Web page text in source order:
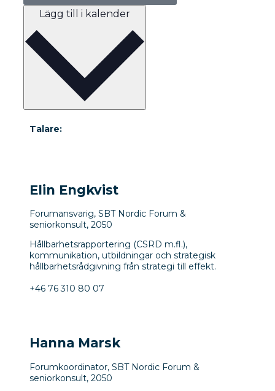
Talare:
Elin Engkvist
Forumansvarig, SBT Nordic Forum &
seniorkonsult, 2050
Hållbarhetsrapportering (CSRD m.fl.),
kommunikation, utbildningar och strategisk
hållbarhetsrådgivning från strategi till effekt.
+46 76 310 80 07
Hanna Marsk
Forumkoordinator, SBT Nordic Forum &
seniorkonsult, 2050